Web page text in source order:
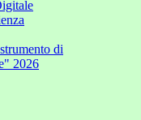
di
2026